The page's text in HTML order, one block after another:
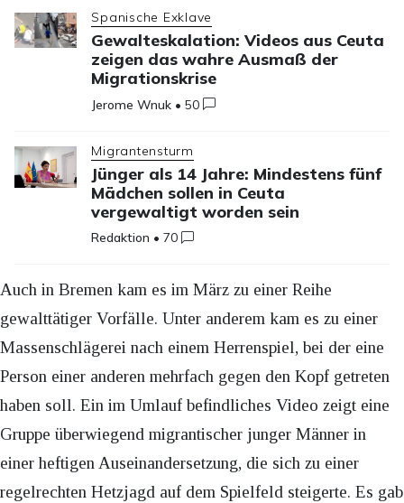
Spanische Exklave
Gewalteskalation: Videos aus Ceuta
zeigen das wahre Ausmaß der
Migrationskrise
Jerome Wnuk •50
Migrantensturm
Jünger als 14 Jahre: Mindestens fünf
Mädchen sollen in Ceuta
vergewaltigt worden sein
Redaktion •70
Auch in Bremen kam es im März zu einer Reihe
gewalttätiger Vorfälle. Unter anderem kam es zu einer
Massenschlägerei nach einem Herrenspiel, bei der eine
Person einer anderen mehrfach gegen den Kopf getreten
haben soll. Ein im Umlauf befindliches Video zeigt eine
Gruppe überwiegend migrantischer junger Männer in
einer heftigen Auseinandersetzung, die sich zu einer
regelrechten Hetzjagd auf dem Spielfeld steigerte. Es gab